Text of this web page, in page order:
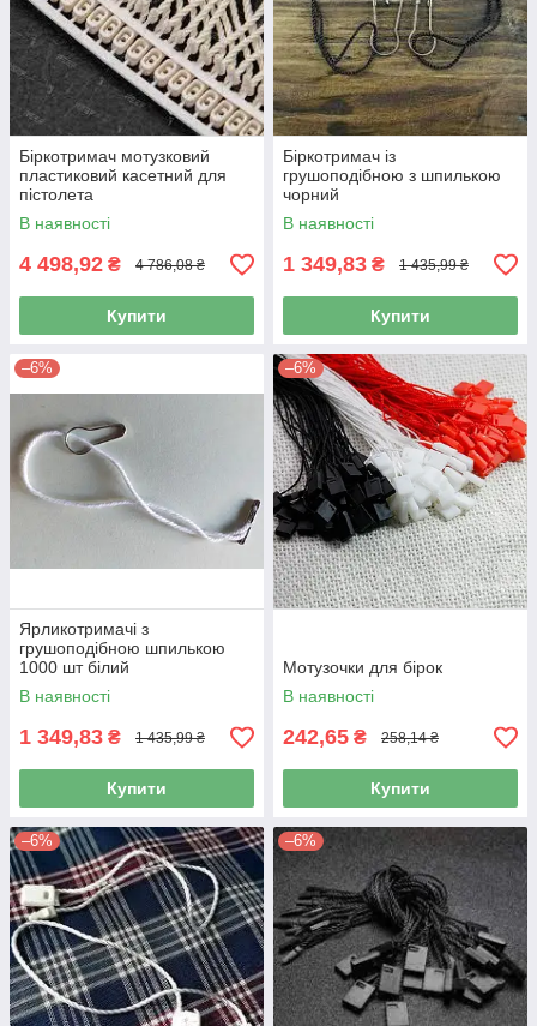
Біркотримач мотузковий
пластиковий касетний для
пістолета
В наявності
4 498,92 ₴ 4 786,08 ₴
Купити
Біркотримач із
грушоподібною з шпилькою
чорний
В наявності
1 349,83 ₴ 1 435,99 ₴
Купити
–6%
Ярликотримачі з
грушоподібною шпилькою
1000 шт білий
В наявності
1 349,83 ₴ 1 435,99 ₴
Купити
–6%
Мотузочки для бірок
В наявності
242,65 ₴ 258,14 ₴
Купити
–6% –6%